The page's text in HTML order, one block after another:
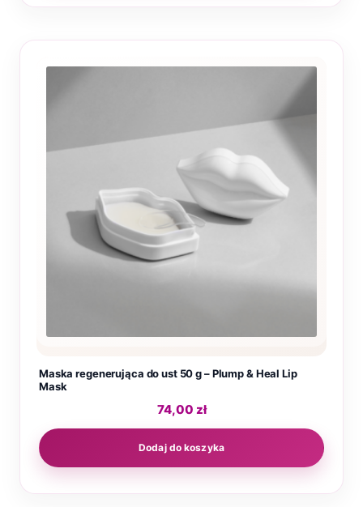
Maska regenerująca do ust 50 g – Plump & Heal Lip
Mask
74,00 zł
Dodaj do koszyka